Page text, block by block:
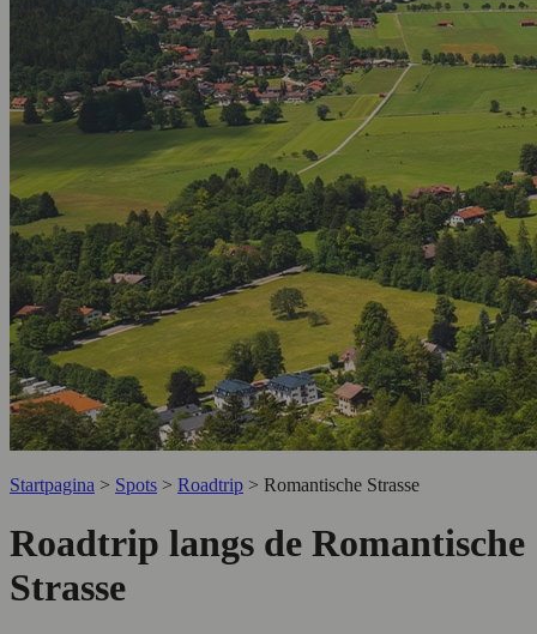
Startpagina > Spots > Roadtrip > Romantische Strasse
Roadtrip langs de Romantische
Strasse